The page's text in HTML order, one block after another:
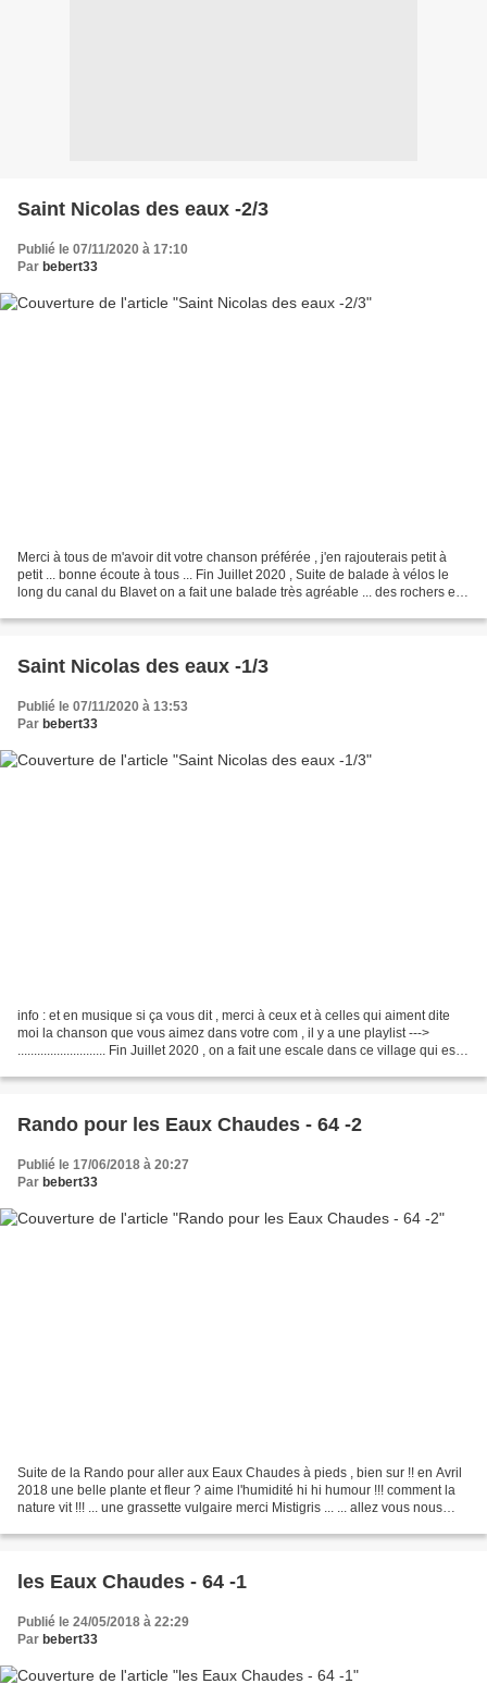
Saint Nicolas des eaux -2/3
Publié le 07/11/2020 à 17:10
Par bebert33
Merci à tous de m'avoir dit votre chanson préférée , j'en rajouterais petit à
petit ... bonne écoute à tous ... Fin Juillet 2020 , Suite de balade à vélos le
long du canal du Blavet on a fait une balade très agréable ... des rochers et
Saint Nicolas des eaux -1/3
Publié le 07/11/2020 à 13:53
Par bebert33
info : et en musique si ça vous dit , merci à ceux et à celles qui aiment dite
moi la chanson que vous aimez dans votre com , il y a une playlist --->
........................... Fin Juillet 2020 , on a fait une escale dans ce village qui est
Rando pour les Eaux Chaudes - 64 -2
Publié le 17/06/2018 à 20:27
Par bebert33
Suite de la Rando pour aller aux Eaux Chaudes à pieds , bien sur !! en Avril
2018 une belle plante et fleur ? aime l'humidité hi hi humour !!! comment la
nature vit !!! ... une grassette vulgaire merci Mistigris ... ... allez vous nous
les Eaux Chaudes - 64 -1
Publié le 24/05/2018 à 22:29
Par bebert33